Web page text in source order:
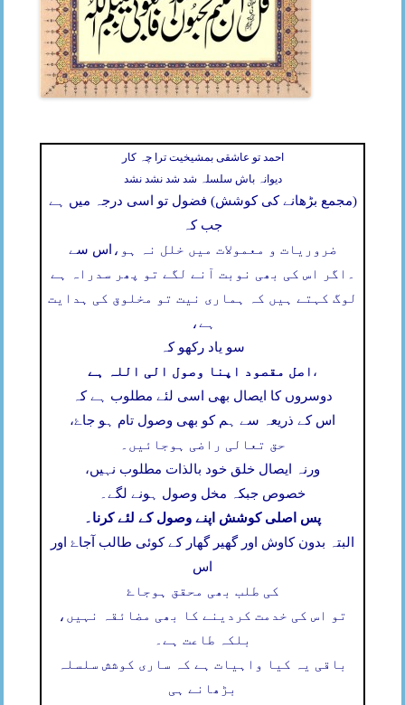
احمد تو عاشقی بمشیخیت ترا چہ کار
دیوانہ باش سلسلہ شد شد نشد نشد
(مجمع بڑھانے کی کوشش) فضول تو اسی درجہ میں ہے
جب کہ
اس سے ضروریات و معمولات میں خلل نہ ہو،
اگر اس کی بھی نوبت آنے لگے تو پھر سدراہ ہے
لوگ کہتے ہیں کہ ہماری نیت تو مخلوق کی ہدایت
ہے،
سو یاد رکھو کہ
اصل مقصود اپنا وصول الی اللہ ہے ،
دوسروں کا ایصال بھی اسی لئے مطلوب ہے کہ
اس کے ذریعہ سے ہم کو بھی وصول تام ہو جاۓ،
حق تعالی راضی ہوجائیں۔
ورنہ ایصال خلق خود بالذات مطلوب نہیں،
خصوص جبکہ مخل وصول ہونے لگے۔
پس اصلی کوشش اپنے وصول کے لئے کرنا۔
البتہ بدون کاوش اور گھیر گھار کے کوئی طالب آجاۓ اور
اس
کی طلب بھی محقق ہوجاۓ
تو اس کی خدمت کردینے کا بھی مضائقہ نہیں،
بلکہ طاعت ہے۔
باقی یہ کیا واہیات ہے کہ ساری کوشش سلسلہ
بڑھانے ہی